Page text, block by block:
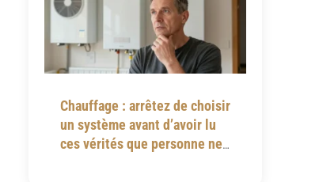
Chauffage : arrêtez de choisir
un système avant d’avoir lu
ces vérités que personne ne